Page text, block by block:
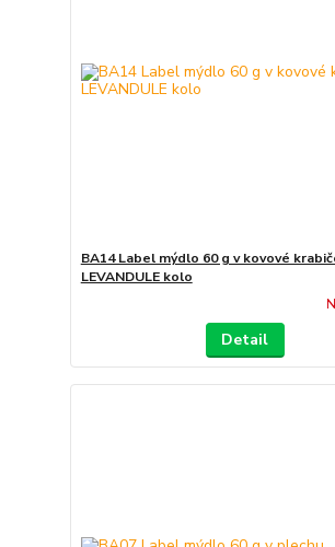
BA14 Label mýdlo 60 g v kovové
LEVANDULE kolo
Detail